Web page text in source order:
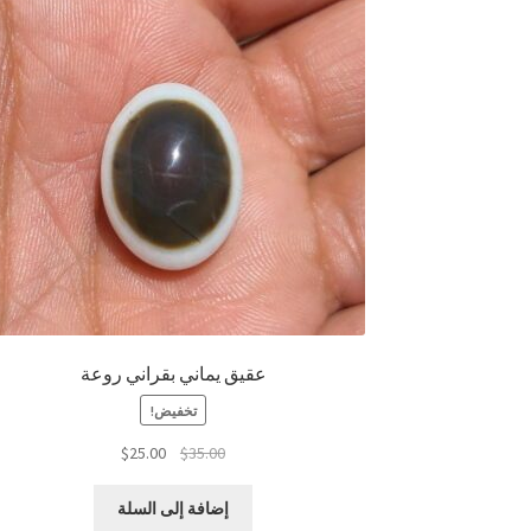
عقيق يماني بقراني روعة
تخفيض!
$35.00
السعر
هو:
$25.00 السعر
هو:إضافة إلى السلة